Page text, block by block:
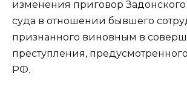
изменения приговор
суда в отношении бывшего
признанного виновным в
преступления, предусмотренного
РФ.